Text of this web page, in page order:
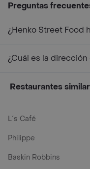
Preguntas
¿Henko Street Food
¿Cuál es la
Restaurantes
L´s Café
Philippe
Baskin Robbins